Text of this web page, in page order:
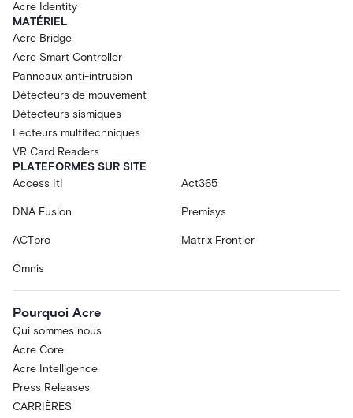
Acre Identity
MATÉRIEL
Acre Bridge
Acre Smart Controller
Panneaux anti-intrusion
Détecteurs de mouvement
Détecteurs sismiques
Lecteurs multitechniques
VR Card Readers
PLATEFORMES SUR SITE
Access It!
Act365
DNA Fusion Premisys
ACTpro Matrix Frontier
Omnis
Pourquoi Acre
Qui sommes nous
Acre Core
Acre Intelligence
Press Releases
CARRIÈRES